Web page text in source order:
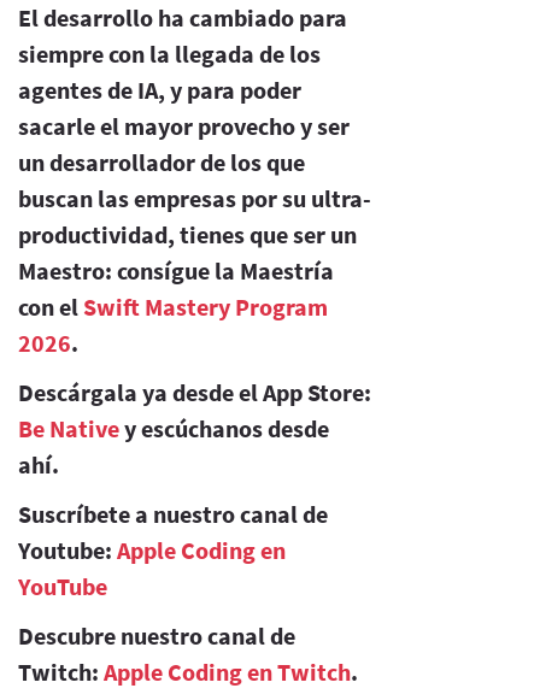
El desarrollo ha cambiado para
siempre con la llegada de los
agentes de IA, y para poder
sacarle el mayor provecho y ser
un desarrollador de los que
buscan las empresas por su ultra-
productividad, tienes que ser un
Maestro: consígue la Maestría
con el Swift Mastery Program
2026.
Descárgala ya desde el App Store:
Be Nativey escúchanos desde
ahí.
Suscríbete a nuestro canal de
Youtube: Apple Coding en
YouTube
Descubre nuestro canal de
Twitch: Apple Coding en Twitch.